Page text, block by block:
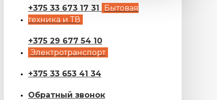
+375 33 673 17 31
Бытовая
техника и ТВ
+375 29 677 54 10
Электротранспорт
+375 33 653 41 34
Обратный звонок